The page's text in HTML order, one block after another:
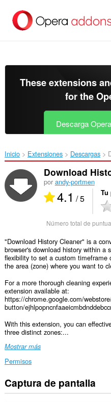
contenido
These extensions
for the
Descarga Opera
Inicio Extensiones Descargas
Download
por andy-portmen
4.1 / 5 Tu
Número total de
"Download History Cleaner" is a
browser's download history within a
flexibility to set a custom timeframe
the area (zone) where you want to
For a more thorough cleaning
extension available at:
https://chrome.google.com/
button/
With this extension, you can
three distinct zones:...
Mostrar más
Permisos
This
extension
Captura de pantalla